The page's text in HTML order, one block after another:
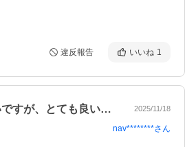
違反報告 いいね 1
品質も素晴らしいですが、とても良い香り… 2025/11/18
nav********さん